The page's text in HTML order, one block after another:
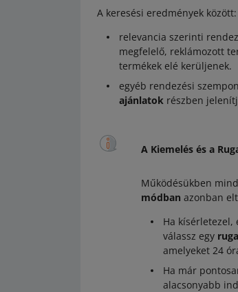
A keresési eredmények között:
relevancia szerinti
megfelelő, reklámozott
termékek elé kerüljenek.
egyéb rendezési
ajánlatok részben
A Kiemelés és a
Működésükben
módban azonban
Ha
válassz egy
amelyeket 24
Ha már
alacsonyabb